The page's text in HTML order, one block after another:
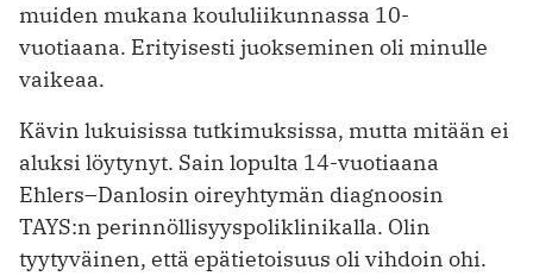
muiden mukana koululiikunnassa 10-
vuotiaana. Erityisesti juokseminen oli minulle
vaikeaa.
Kävin lukuisissa tutkimuksissa, mutta mitään ei
aluksi löytynyt. Sain lopulta 14-vuotiaana
Ehlers–Danlosin oireyhtymän diagnoosin
TAYS:n perinnöllisyyspoliklinikalla. Olin
tyytyväinen, että epätietoisuus oli vihdoin ohi.